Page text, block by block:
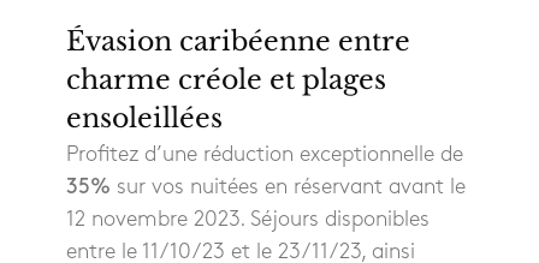
Évasion caribéenne entre
charme créole et plages
ensoleillées
Profitez d’une réduction exceptionnelle de
35% sur vos nuitées en réservant avant le
12 novembre 2023. Séjours disponibles
entre le 11/10/23 et le 23/11/23, ainsi